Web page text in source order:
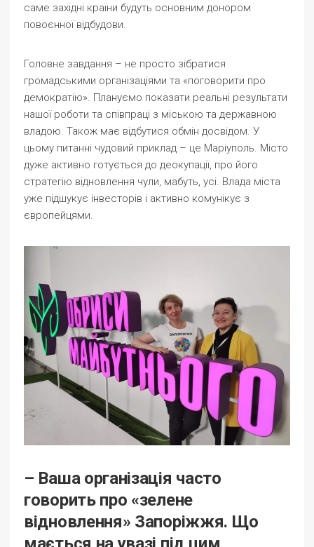
саме західні країни будуть основним донором
повоєнної відбудови.
Головне завдання – не просто зібратися
громадськими організаціями та «поговорити про
демократію». Плануємо показати реальні результати
нашої роботи та співпраці з міською та державною
владою. Також має відбутися обмін досвідом. У
цьому питанні чудовий приклад – це Маріуполь. Місто
дуже активно готується до деокупації, про його
стратегію відновлення чули, мабуть, усі. Влада міста
уже підшукує інвесторів і активно комунікує з
європейцями.
– Ваша організація часто
говорить про «зелене
відновлення» Запоріжжя. Що